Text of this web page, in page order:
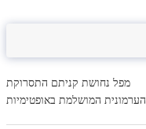
מפל נחושת קניתם התסרוקת
הערמונית המושלמת באופטימיות